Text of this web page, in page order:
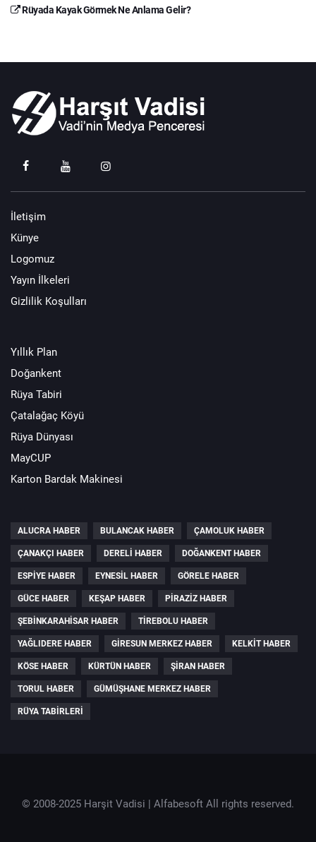
Rüyada Kayak Görmek Ne Anlama Gelir?
İletişim
Künye
Logomuz
Yayın İlkeleri
Gizlilik Koşulları
Yıllık Plan
Doğankent
Rüya Tabiri
Çatalağaç Köyü
Rüya Dünyası
MayCUP
Karton Bardak Makinesi
ALUCRA HABER BULANCAK HABER ÇAMOLUK HABER
ÇANAKÇI HABER DERELI HABER DOĞANKENT HABER
ESPIYE HABER EYNESIL HABER GÖRELE HABER
GÜCE HABER KEŞAP HABER PIRAZIZ HABER
ŞEBINKARAHISAR HABER TIREBOLU HABER
YAĞLIDERE HABER GIRESUN MERKEZ HABER KELKIT HABER
KÖSE HABER KÜRTÜN HABER ŞIRAN HABER
TORUL HABER GÜMÜŞHANE MERKEZ HABER
RÜYA TABIRLERI
© 2008-2025 Harşit Vadisi | Alfabesoft All rights reserved.